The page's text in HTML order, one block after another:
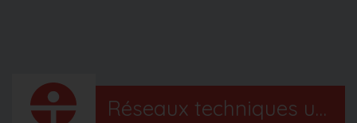
Réseaux techniques urbains